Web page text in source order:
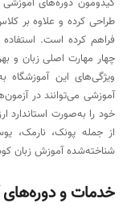
طراحی کرده و علاوه بر
فراهم کرده است.
چهار مهارت اصلی زبان و
ویژگی‌های این
خود را به‌صورت استاندارد
از جمله پونک، نارمک،
شناخته‌شده آموزش زبان
خدمات و